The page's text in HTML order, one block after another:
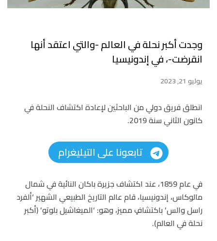
وجدت أكبر نحلة في العالم -والتي اعتقد أنها
انقرضت-، في إندونيسيا
يوليو 21, 2023
انطلق فريق دولي من الباحثين لإعادة اكتشاف النحلة في
كانون الثاني سنة 2019.
تابعونا على التيليغرام
في عام 1859، عند اكتشاف جزيرة باكان النائية في شمال
مالوكاس، إندونيسيا، قام عالم التاريخ الطبيعي الشهير ‘ألفرد
راسل والس’ باكتشافٍ مميز، وهو: ‘الميغاشيل بلوتو’ (أكبر
نحلة في العالم).